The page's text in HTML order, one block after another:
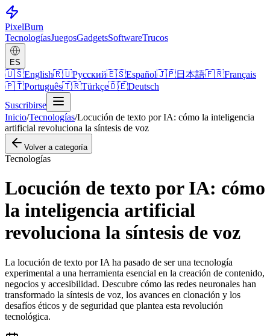
PixelBurn
TecnologíasJuegosGadgetsSoftwareTrucos
ES
🇺🇸English🇷🇺Русский🇪🇸Español🇯🇵日本語🇫🇷Français
🇵🇹Português🇹🇷Türkçe🇩🇪Deutsch
Suscribirse
Inicio/Tecnologías/Locución de texto por IA: cómo la inteligencia
artificial revoluciona la síntesis de voz
Volver a categoría
Tecnologías
Locución de texto por IA: cómo
la inteligencia artificial
revoluciona la síntesis de voz
La locución de texto por IA ha pasado de ser una tecnología
experimental a una herramienta esencial en la creación de contenido,
negocios y accesibilidad. Descubre cómo las redes neuronales han
transformado la síntesis de voz, los avances en clonación y los
desafíos éticos y de seguridad que plantea esta revolución
tecnológica.